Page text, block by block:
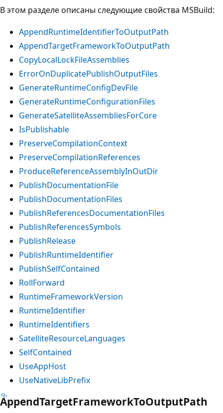
В этом разделе описаны следующие свойства MSBuild:
AppendRuntimeIdentifierToOutputPath
AppendTargetFrameworkToOutputPath
CopyLocalLockFileAssemblies
ErrorOnDuplicatePublishOutputFiles
GenerateRuntimeConfigDevFile
GenerateRuntimeConfigurationFiles
GenerateSatelliteAssembliesForCore
IsPublishable
PreserveCompilationContext
PreserveCompilationReferences
ProduceReferenceAssemblyInOutDir
PublishDocumentationFile
PublishDocumentationFiles
PublishReferencesDocumentationFiles
PublishReferencesSymbols
PublishRelease
PublishRuntimeIdentifier
PublishSelfContained
RollForward
RuntimeFrameworkVersion
RuntimeIdentifier
RuntimeIdentifiers
SatelliteResourceLanguages
SelfContained
UseAppHost
UseNativeLibPrefix
AppendTargetFrameworkToOutputPath